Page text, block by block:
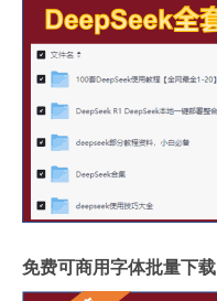
免费可商用字体批量下载